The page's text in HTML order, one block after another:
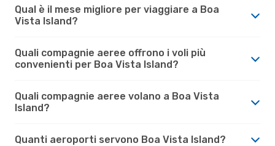
Qual è il mese migliore per viaggiare a Boa
Vista Island?
Quali compagnie aeree offrono i voli più
convenienti per Boa Vista Island?
Quali compagnie aeree volano a Boa Vista
Island?
Quanti aeroporti servono Boa Vista Island?